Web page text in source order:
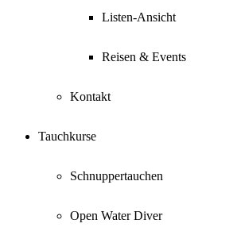
Listen-Ansicht
Reisen & Events
Kontakt
Tauchkurse
Schnuppertauchen
Open Water Diver